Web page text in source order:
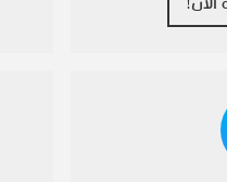
الان!